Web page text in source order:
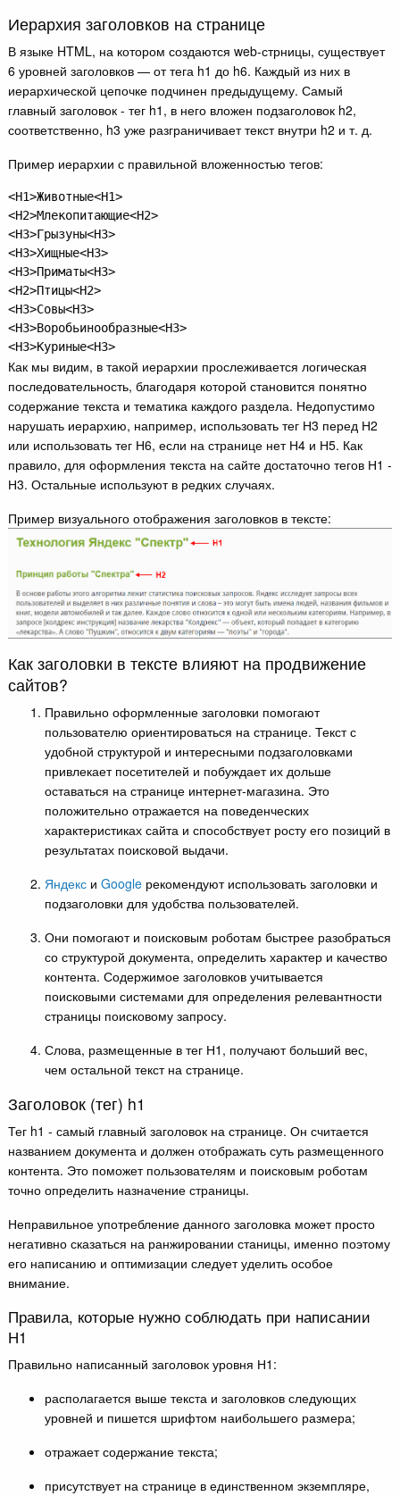
Иерархия заголовков на странице
В языке HTML, на котором создаются web-стрницы, существует
6 уровней заголовков — от тега h1 до h6. Каждый из них в
иерархической цепочке подчинен предыдущему. Самый
главный заголовок - тег h1, в него вложен подзаголовок h2,
соответственно, h3 уже разграничивает текст внутри h2 и т. д.
Пример иерархии с правильной вложенностью тегов:
<H1>Животные<H1>
<H2>Млекопитающие<H2>
<H3>Грызуны<H3>
<H3>Хищные<H3>
<H3>Приматы<H3>
<H2>Птицы<H2>
<H3>Совы<H3>
<H3>Воробьинообразные<H3>
<H3>Куриные<H3>
Как мы видим, в такой иерархии прослеживается логическая
последовательность, благодаря которой становится понятно
содержание текста и тематика каждого раздела. Недопустимо
нарушать иерархию, например, использовать тег Н3 перед Н2
или использовать тег Н6, если на странице нет Н4 и Н5. Как
правило, для оформления текста на сайте достаточно тегов Н1 -
Н3. Остальные используют в редких случаях.
Пример визуального отображения заголовков в тексте:
Как заголовки в тексте влияют на продвижение
сайтов?
Правильно оформленные заголовки помогают
пользователю ориентироваться на странице. Текст с
удобной структурой и интересными подзаголовками
привлекает посетителей и побуждает их дольше
оставаться на странице интернет-магазина. Это
положительно отражается на поведенческих
характеристиках сайта и способствует росту его позиций в
результатах поисковой выдачи.
Яндекс иGoogle рекомендуют использовать заголовки и
подзаголовки для удобства пользователей.
Они помогают и поисковым роботам быстрее разобраться
со структурой документа, определить характер и качество
контента. Содержимое заголовков учитывается
поисковыми системами для определения релевантности
страницы поисковому запросу.
Слова, размещенные в тег Н1, получают больший вес,
чем остальной текст на странице.
Заголовок (тег) h1
Тег h1 - самый главный заголовок на странице. Он считается
названием документа и должен отображать суть размещенного
контента. Это поможет пользователям и поисковым роботам
точно определить назначение страницы.
Неправильное употребление данного заголовка может просто
негативно сказаться на ранжировании станицы, именно поэтому
его написанию и оптимизации следует уделить особое
внимание.
Правила, которые нужно соблюдать при написании
Н1
Правильно написанный заголовок уровня Н1:
располагается выше текста и заголовков следующих
уровней и пишется шрифтом наибольшего размера;
отражает содержание текста;
присутствует на странице в единственном экземпляре,